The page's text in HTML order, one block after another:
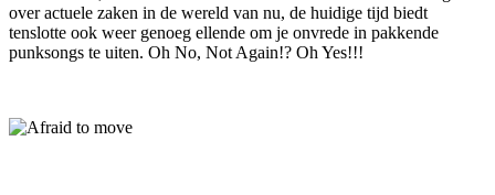
over actuele zaken in de wereld van nu, de huidige tijd biedt
tenslotte ook weer genoeg ellende om je onvrede in pakkende
punksongs te uiten. Oh No, Not Again!? Oh Yes!!!